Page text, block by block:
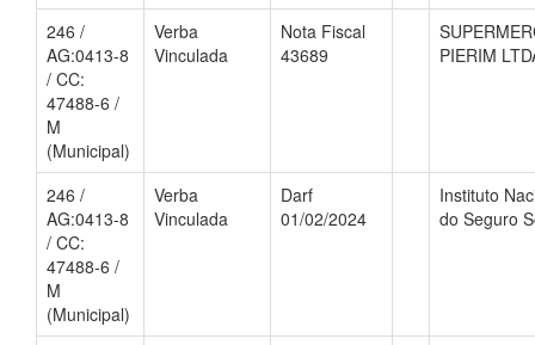
246 /
AG:0413-8
/ CC:
47488-6 /
M
(Municipal)
Verba
Vinculada
Nota Fiscal
43689
PIERIM
246 /
AG:0413-8
/ CC:
47488-6 /
M
(Municipal)
Verba
Vinculada
Darf
01/02/2024
Instituto
do Seguro